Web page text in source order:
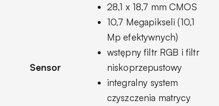
Sensor
28,1 x 18,7 mm CMOS
10,7 Megapikseli (10,1
Mp efektywnych)
wstępny filtr RGB i filtr
niskoprzepustowy
integralny system
czyszczenia matrycy